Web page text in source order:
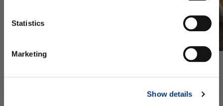
Statistics
Marketing
Show details
Ei kiitos.